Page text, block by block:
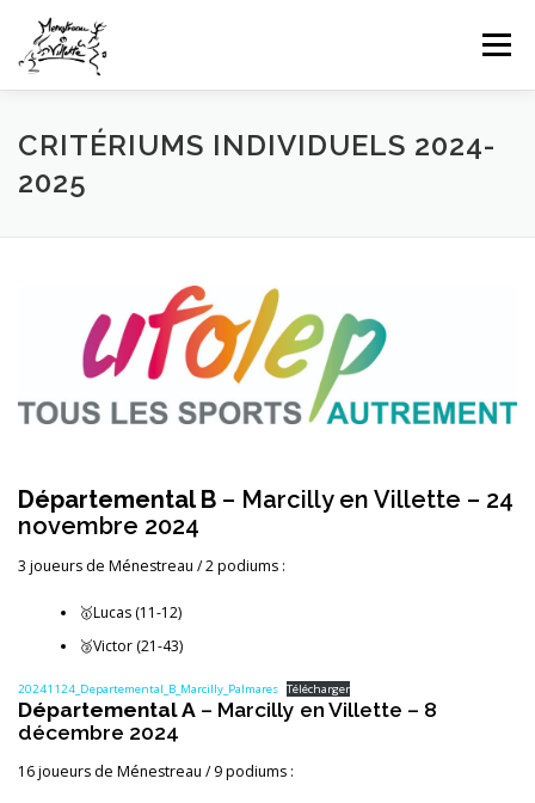
contenu
Menu
HOME INFOS CLUB GALERIES PHOTOS
CONTACT CONNEXION
CRITÉRIUMS INDIVIDUELS 2024-
2025
Départemental B – Marcilly en Villette – 24
novembre 2024
3 joueurs de Ménestreau / 2 podiums :
🥇Lucas (11-12)
🥉Victor (21-43)
20241124_Departemental_B_Marcilly_Palmares Télécharger
Départemental A – Marcilly en Villette – 8
décembre 2024
16 joueurs de Ménestreau / 9 podiums :